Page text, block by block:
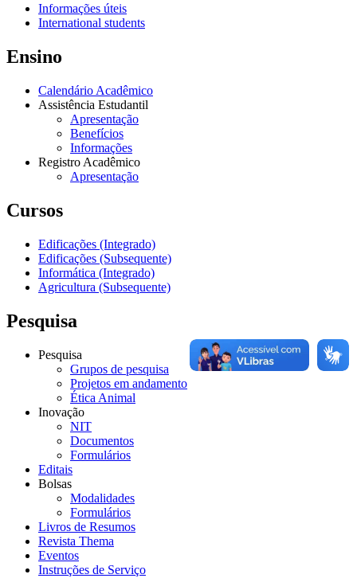
Informações úteis
International students
Ensino
Calendário Acadêmico
Assistência Estudantil
Apresentação
Benefícios
Informações
Registro Acadêmico
Apresentação
Cursos
Edificações (Integrado)
Edificações (Subsequente)
Informática (Integrado)
Agricultura (Subsequente)
Pesquisa
Pesquisa
Grupos de pesquisa
Projetos em andamento
Ética Animal
Inovação
NIT
Documentos
Formulários
Editais
Bolsas
Modalidades
Formulários
Livros de Resumos
Revista Thema
Eventos
Instruções de Serviço